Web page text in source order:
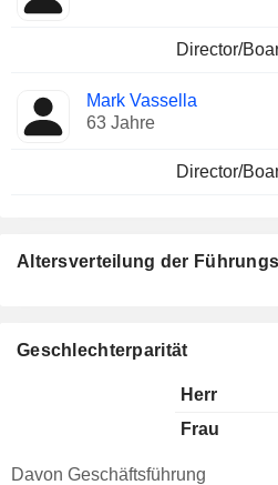
Director/
Mark Vassella
63 Jahre
Director/
Altersverteilung der
Geschlechterparität
Herr
Frau
Davon Geschäftsführung